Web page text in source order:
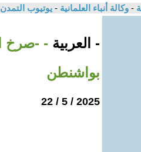
- وكالة أنباء العلمانية - يوتيوب التمدن
- العربية
بواشنطن
2025 / 5 / 22